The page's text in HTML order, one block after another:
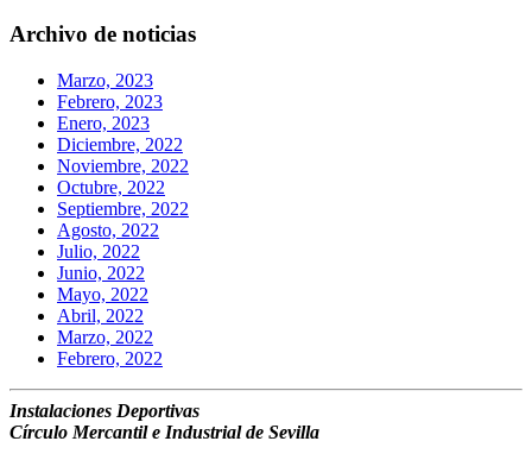
Archivo de noticias
Marzo, 2023
Febrero, 2023
Enero, 2023
Diciembre, 2022
Noviembre, 2022
Octubre, 2022
Septiembre, 2022
Agosto, 2022
Julio, 2022
Junio, 2022
Mayo, 2022
Abril, 2022
Marzo, 2022
Febrero, 2022
Instalaciones Deportivas
Círculo Mercantil e Industrial de Sevilla